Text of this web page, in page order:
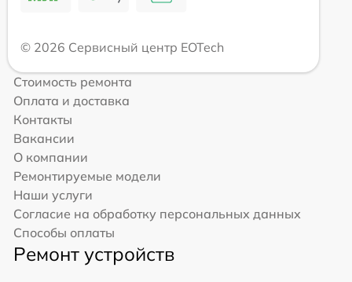
© 2026 Сервисный центр EOTech
Стоимость ремонта
Оплата и доставка
Контакты
Вакансии
О компании
Ремонтируемые модели
Наши услуги
Согласие на обработку персональных данных
Способы оплаты
Ремонт устройств